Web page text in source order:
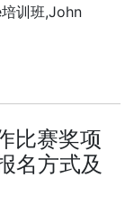
训班,John
比赛奖项
名方式及